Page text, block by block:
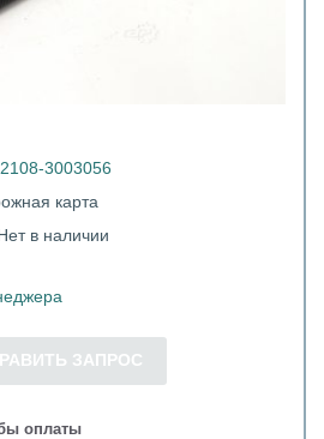
2108-3003056
карта
в наличии
оплаты
ЗАПРОС